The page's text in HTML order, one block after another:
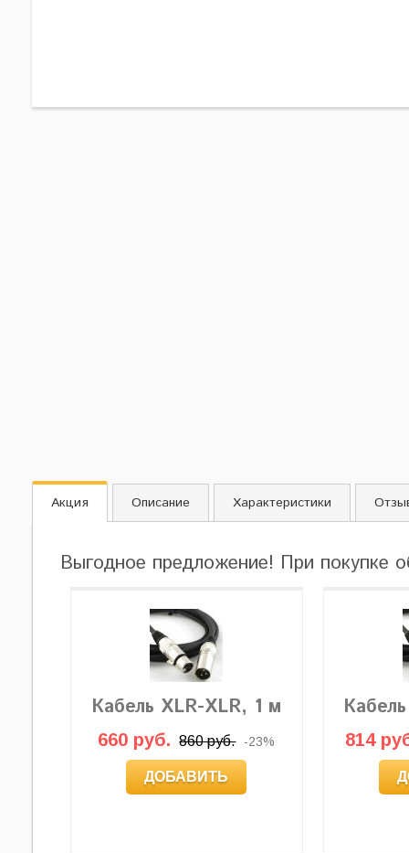
Акция Описание Характеристики
Выгодное предложение! При покупке
Кабель XLR-XLR, 1 м
660 руб. 860 руб. -23%
ДОБАВИТЬ
814